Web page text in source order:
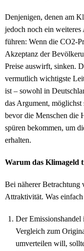
Denjenigen, denen am
jedoch noch ein
führen: Wenn die CO2-
Akzeptanz der
Preise auswirft, sinken.
vermutlich wichtigste
ist – sowohl in
das Argument, möglichst
bevor die Menschen die
spüren bekommen, um
erhalten.
Warum das Klimageld
Bei näherer Betrachtung
Attraktivität. Was
Der Emissionshandel
Vergleich zum
umverteilen will,